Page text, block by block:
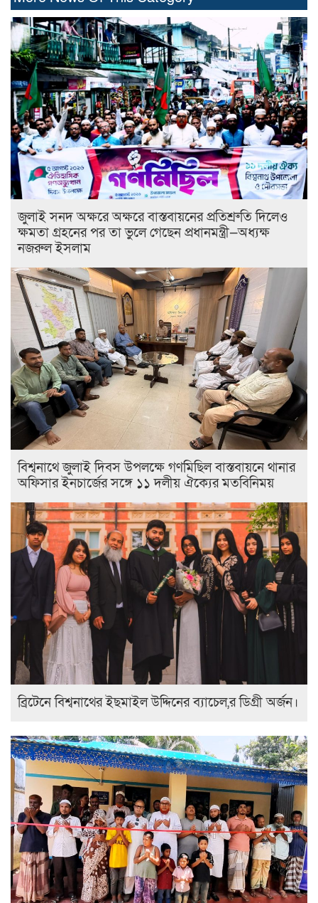
জুলাই সনদ অক্ষরে অক্ষরে বাস্তবায়নের প্রতিশ্রুতি দিলেও
ক্ষমতা গ্রহনের পর তা ভুলে গেছেন প্রধানমন্ত্রী—অধ্যক্ষ
নজরুল ইসলাম
বিশ্বনাথে জুলাই দিবস উপলক্ষে গণমিছিল বাস্তবায়নে থানার
অফিসার ইনচার্জের সঙ্গে ১১ দলীয় ঐক্যের মতবিনিময়
ব্রিটেনে বিশ্বনাথের ইছমাইল উদ্দিনের ব্যাচেল,র ডিগ্রী অর্জন।